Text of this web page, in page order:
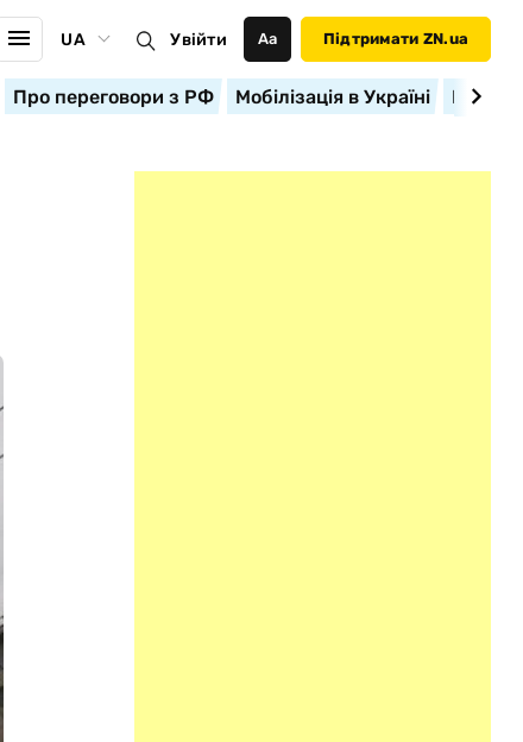
UA Увійти Аа Підтримати ZN.ua
Про переговори з РФ Мобілізація в Україні